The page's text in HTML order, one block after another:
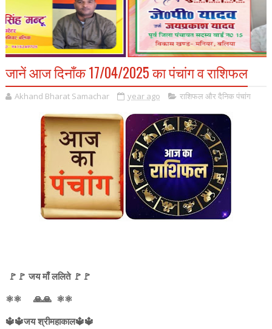
जानें आज दिनाँक 17/04/2025 का पंचांग व राशिफल
Akhand Bharat Samachar year ago राशिफल और दैनिक पंचांग
🚩🚩 जय माँ ललिते 🚩🚩
⚛️⚛️ 🙏🙏 ⚛️⚛️
🔱🔱जय श्रीमहाकाल🔱🔱